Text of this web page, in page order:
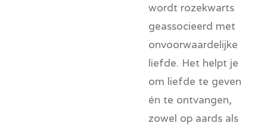
wordt rozekwarts
geassocieerd met
onvoorwaardelijke
liefde. Het helpt je
om liefde te geven
én te ontvangen,
zowel op aards als